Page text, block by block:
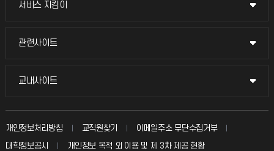
입학안내
서비스 지킴이
서비스 지킴이
묻고 답하기
칭찬마당
관련사이트
관련사이트
국방헬프콜
교내사이트
교내사이트
교수회
교육혁신본부
개인정보처리방침 교직원찾기
이메일주소 무단수집거부
대학정보공시
개인정보 목적 외 이용 및 제 3차 제공 현황